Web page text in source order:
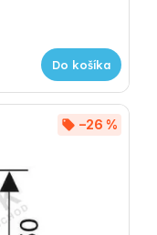
Do košíka
–26 %